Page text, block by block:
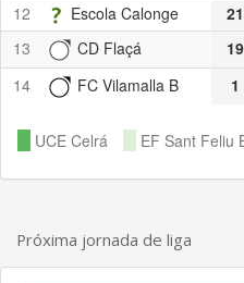
12
Escola Calonge 21
13
CD Flaçá 19
14
FC Vilamalla B 1
UCE Celrá EF Sant Feliu
Próxima jornada de liga